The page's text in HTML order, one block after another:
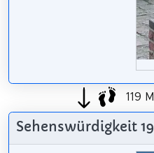
119
Sehenswürdigkeit